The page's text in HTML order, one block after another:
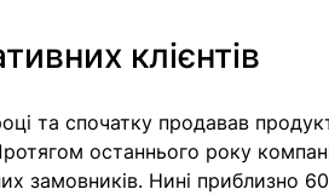
клієнтів
та спочатку продавав
останнього року
замовників. Нині приблизно